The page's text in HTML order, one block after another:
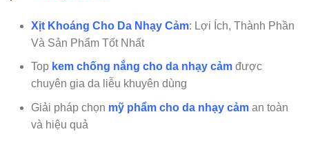
Xịt Khoáng Cho Da Nhạy Cảm: Lợi Ích, Thành Phần
Và Sản Phẩm Tốt Nhất
Top kem chống nắng cho da nhạy cảm được
chuyên gia da liễu khuyên dùng
Giải pháp chọn mỹ phẩm cho da nhạy cảm an toàn
và hiệu quả